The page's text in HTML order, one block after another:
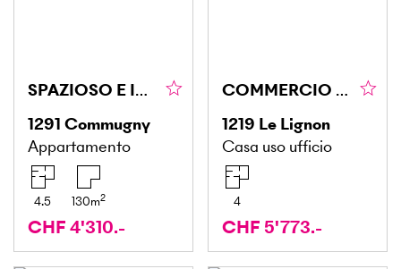
SPAZIOSO E IDEALE PER LE FAMIGLIE
1291 Commugny
Appartamento
4.5 130m2
CHF 4'310.-
COMMERCIO DINAMICO, MAGGIORE VISIBILITÀ
1219 Le Lignon
Casa uso ufficio
4
CHF 5'773.-